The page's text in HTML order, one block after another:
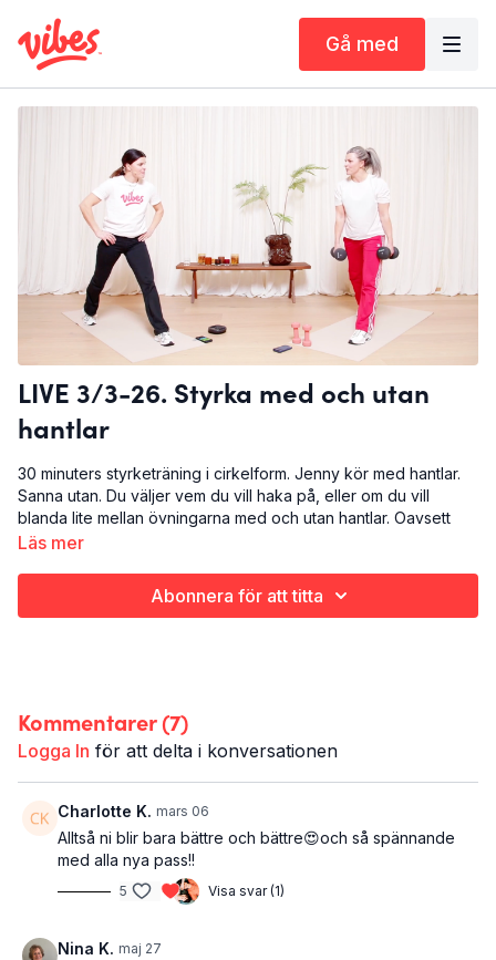
Gå med
LIVE 3/3-26. Styrka med och utan
hantlar
30 minuters styrketräning i cirkelform. Jenny kör med hantlar.
Sanna utan. Du väljer vem du vill haka på, eller om du vill
blanda lite mellan övningarna med och utan hantlar. Oavsett
blev det ett saftigt 30 minuters pass, och som sagt - du styr
Läs mer
Abonnera för att titta
Kommentarer (7)
Logga In för att delta i konversationen
Charlotte K. mars 06
Alltså ni blir bara bättre och bättre😍och så spännande
med alla nya pass!!
5 Visa svar (1)
Nina K. maj 27